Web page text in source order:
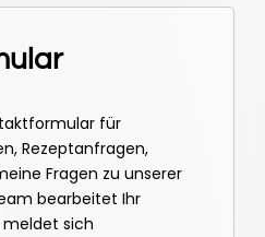
für
Rezeptanfragen,
Fragen zu unserer
bearbeitet Ihr
sich